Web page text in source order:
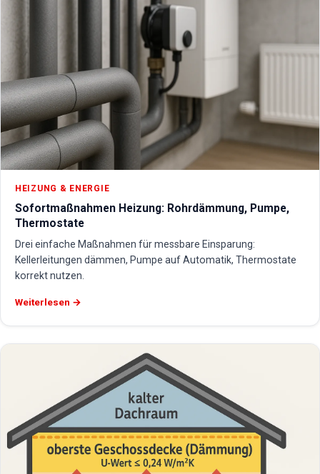
HEIZUNG & ENERGIE
Sofortmaßnahmen Heizung: Rohrdämmung, Pumpe,
Thermostate
Drei einfache Maßnahmen für messbare Einsparung:
Kellerleitungen dämmen, Pumpe auf Automatik, Thermostate
korrekt nutzen.
Weiterlesen →